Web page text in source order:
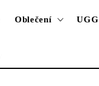
Oblečení UGG